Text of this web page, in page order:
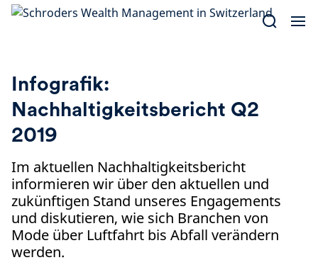
Skip
Infografik:
Nachhaltigkeitsbericht Q2
2019
Im aktuellen Nachhaltigkeitsbericht
informieren wir über den aktuellen und
zukünftigen Stand unseres Engagements
und diskutieren, wie sich Branchen von
Mode über Luftfahrt bis Abfall verändern
werden.